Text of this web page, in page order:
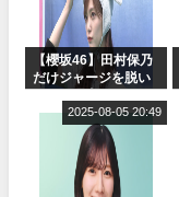
【櫻坂46】田村保乃
だけジャージを脱い
2025-08-05 20:49